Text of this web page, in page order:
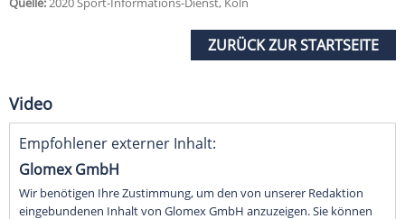
ZURÜCK ZUR STARTSEITE
Video
Empfohlener externer Inhalt:
Glomex GmbH
Wir benötigen Ihre Zustimmung, um den von unserer Redaktion
eingebundenen Inhalt von Glomex GmbH anzuzeigen. Sie können